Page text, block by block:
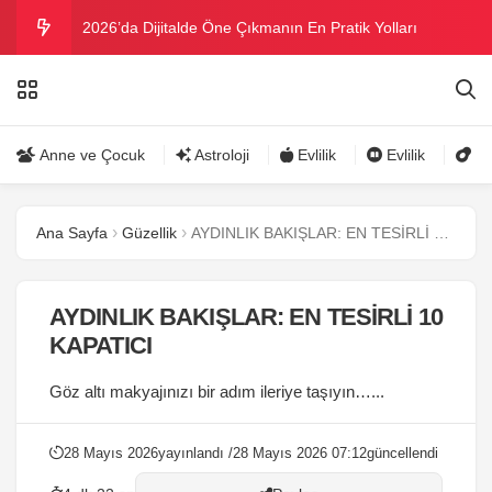
2026’da Dijitalde Öne Çıkmanın En Pratik Yolları
Danla Bilic ile Reynmen Miami’de tatilde
Anne ve Çocuk Astroloji Evlilik Evlilik
Ana Sayfa Güzellik
AYDINLIK BAKIŞLAR: EN TESİRLİ 10
KAPATICI
Göz altı makyajınızı bir adım ileriye taşıyın…...
28 Mayıs 2026yayınlandı /28 Mayıs 2026 07:12güncellendi